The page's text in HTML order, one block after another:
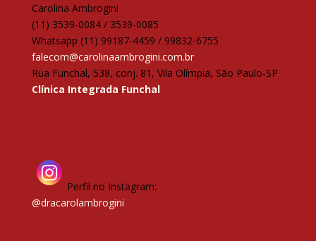
Carolina Ambrogini
(11) 3539-0084 / 3539-0085
Whatsapp (11) 99187-4459 / 99832-6755
falecom@carolinaambrogini.com.br
Rua Funchal, 538, conj. 81, Vila Olímpia, São Paulo-SP
Clínica Integrada Funchal
Perfil no Instagram:
@dracarolambrogini